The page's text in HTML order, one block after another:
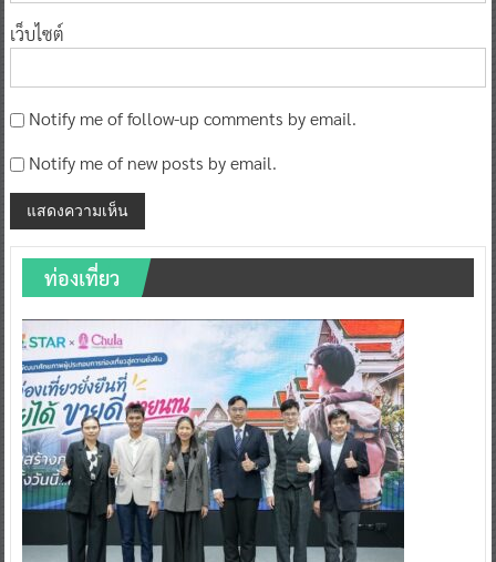
เว็บไซต์
Notify me of follow-up comments by email.
Notify me of new posts by email.
ท่องเที่ยว